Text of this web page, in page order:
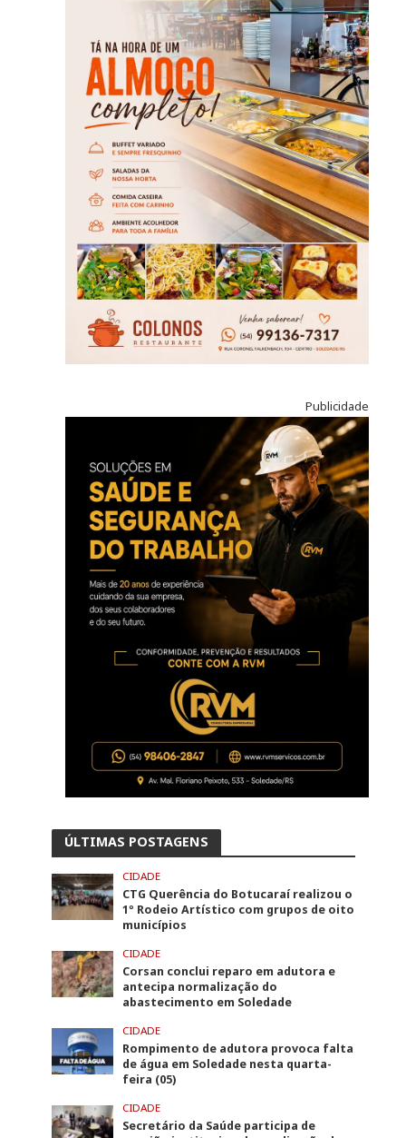
Publicidade
ÚLTIMAS POSTAGENS
CIDADE
CTG Querência do Botucaraí realizou o
1º Rodeio Artístico com grupos de oito
municípios
CIDADE
Corsan conclui reparo em adutora e
antecipa normalização do
abastecimento em Soledade
CIDADE
Rompimento de adutora provoca falta
de água em Soledade nesta quarta-
feira (05)
CIDADE
Secretário da Saúde participa de